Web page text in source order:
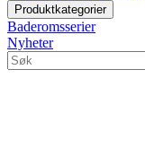
Produktkategorier
Baderomsserier
Nyheter